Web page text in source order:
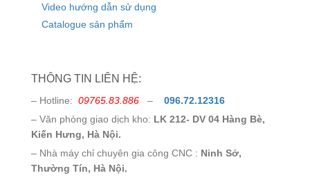
Video hướng dẫn sử dụng
Catalogue sản phẩm
THÔNG TIN LIÊN HỆ:
– Hotline: 09765.83.886 – 096.72.12316
– Văn phòng giao dịch kho: LK 212- DV 04 Hàng Bè,
Kiến Hưng, Hà Nội.
– Nhà máy chỉ chuyên gia công CNC : Ninh Sở,
Thường Tín, Hà Nội.